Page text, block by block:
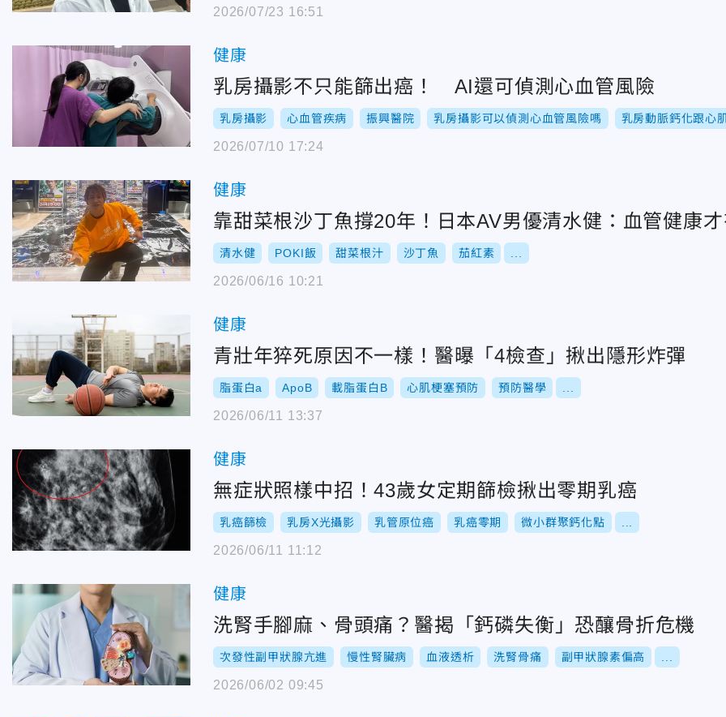
2026/07/23 16:51
健康
乳房攝影不只能篩出癌！ AI還可偵測心血管風險
乳房攝影 心血管疾病 振興醫院 乳房攝影可以偵測心血管風險嗎 乳房動脈鈣化跟心
2026/07/10 17:24
健康
靠甜菜根沙丁魚撐20年！日本AV男優清水健：血管健康
清水健 POKI飯 甜菜根汁 沙丁魚 茄紅素
2026/06/16 10:21
健康
青壯年猝死原因不一樣！醫曝「4檢查」揪出隱形炸彈
脂蛋白a ApoB 載脂蛋白B 心肌梗塞預防 預防醫學
2026/06/11 13:37
健康
無症狀照樣中招！43歲女定期篩檢揪出零期乳癌
乳癌篩檢 乳房X光攝影 乳管原位癌 乳癌零期 微小群聚鈣化點
2026/06/11 11:12
健康
洗腎手腳麻、骨頭痛？醫揭「鈣磷失衡」恐釀骨折危機
次發性副甲狀腺亢進 慢性腎臟病 血液透析 洗腎骨痛 副甲狀腺素偏高
2026/06/02 09:45